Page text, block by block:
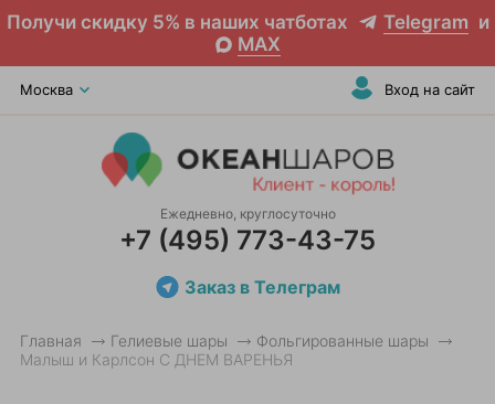
Получи скидку 5% в наших чатботах Telegram и
MAX
Москва Вход на сайт
Ежедневно, круглосуточно
+7 (495) 773-43-75
Заказ в Телеграм
Главная Гелиевые шары
Фольгированные шары
Малыш и Карлсон С ДНЕМ ВАРЕНЬЯ